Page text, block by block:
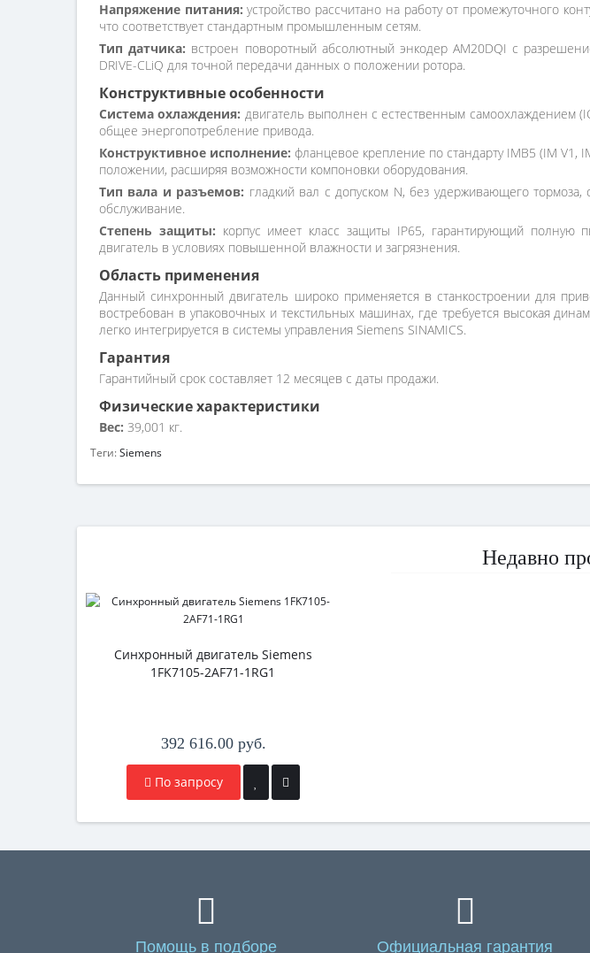
Напряжение питания: устройство рассчитано на работу от промежуточного
что соответствует стандартным промышленным сетям.
Тип датчика: встроен поворотный абсолютный энкодер AM20DQI с
DRIVE-CLiQ для точной передачи данных о положении ротора.
Конструктивные особенности
Система охлаждения: двигатель выполнен с естественным самоохлаждением
общее энергопотребление привода.
Конструктивное исполнение: фланцевое крепление по стандарту IMB5 (IM V1,
положении, расширяя возможности компоновки оборудования.
Тип вала и разъемов: гладкий вал с допуском N, без удерживающего
обслуживание.
Степень защиты: корпус имеет класс защиты IP65, гарантирующий полную
двигатель в условиях повышенной влажности и загрязнения.
Область применения
Данный синхронный двигатель широко применяется в станкостроении для
востребован в упаковочных и текстильных машинах, где требуется высокая
легко интегрируется в системы управления Siemens SINAMICS.
Гарантия
Гарантийный срок составляет 12 месяцев с даты продажи.
Физические характеристики
Вес: 39,001 кг.
Теги:Siemens
Недавно
Синхронный двигатель Siemens
1FK7105-2AF71-1RG1
392 616.00 руб.
По запросу
Помощь в подборе Официальная гарантия